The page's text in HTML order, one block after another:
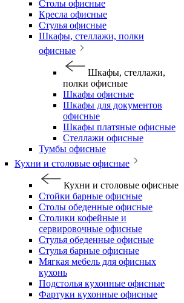
Столы офисные
Кресла офисные
Стулья офисные
Шкафы, стеллажи, полки
офисные
Шкафы, стеллажи,
полки офисные
Шкафы офисные
Шкафы для документов
офисные
Шкафы платяные офисные
Стеллажи офисные
Тумбы офисные
Кухни и столовые офисные
Кухни и столовые офисные
Стойки барные офисные
Столы обеденные офисные
Столики кофейные и
сервировочные офисные
Стулья обеденные офисные
Стулья барные офисные
Мягкая мебель для офисных
кухонь
Подстолья кухонные офисные
Фартуки кухонные офисные